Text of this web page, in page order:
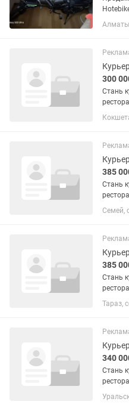
вес
300
Стань
ресторанов! Можно
с
385
Стань
ресторанов! Можно
с
Семей,
385
Стань
ресторанов! Можно
с
Тараз,
340
Стань
ресторанов!
с